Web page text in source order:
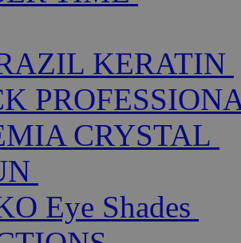
KERATIN
CRYSTAL
Eye Shades